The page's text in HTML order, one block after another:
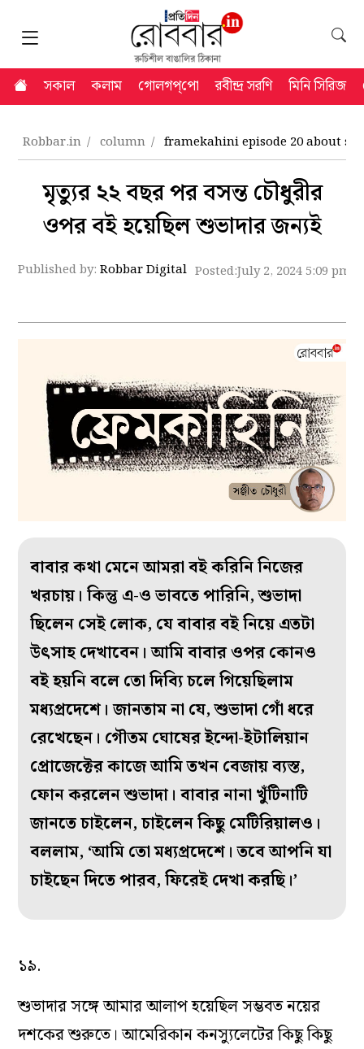
সকাল কলাম গোলগপ্‌পো রবীন্দ্র সরণি মিনি সিরিজ
Robbar.in column framekahini episode 20 about
মৃত্যুর ২২ বছর পর বসন্ত চৌধুরীর
ওপর বই হয়েছিল শুভাদার জন্যই
Published by:Robbar Digital Posted:July 2, 2024 5:09 pm
বাবার কথা মেনে আমরা বই করিনি নিজের
খরচায়। কিন্তু এ-ও ভাবতে পারিনি, শুভাদা
ছিলেন সেই লোক, যে বাবার বই নিয়ে এতটা
উৎসাহ দেখাবেন। আমি বাবার ওপর কোনও
বই হয়নি বলে তো দিব্যি চলে গিয়েছিলাম
মধ্যপ্রদেশে। জানতাম না যে, শুভাদা গোঁ ধরে
রেখেছেন। গৌতম ঘোষের ইন্দো-ইটালিয়ান
প্রোজেক্টের কাজে আমি তখন বেজায় ব্যস্ত,
ফোন করলেন শুভাদা। বাবার নানা খুঁটিনাটি
জানতে চাইলেন, চাইলেন কিছু মেটিরিয়ালও।
বললাম, ‘আমি তো মধ্যপ্রদেশে। তবে আপনি যা
চাইছেন দিতে পারব, ফিরেই দেখা করছি।’
১৯.
শুভাদার সঙ্গে আমার আলাপ হয়েছিল সম্ভবত নয়ের
দশকের শুরুতে। আমেরিকান কনস্যুলেটের কিছু কিছু